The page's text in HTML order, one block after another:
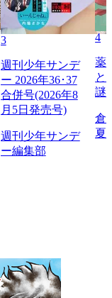
3
週刊少年サンデ
ー 2026年36･37
合併号(2026年8
月5日発売号)
週刊少年サンデ
ー編集部
4
薬
と
謎
倉
夏